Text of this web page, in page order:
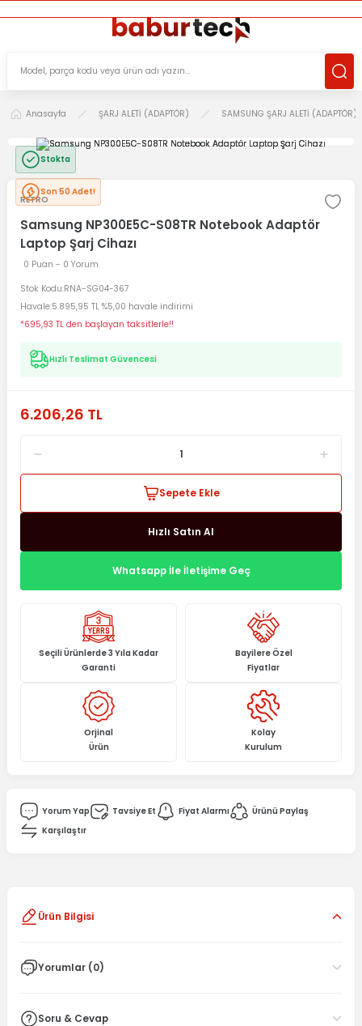
Anasayfa ŞARJ ALETİ (ADAPTÖR) SAMSUNG ŞARJ ALETİ (ADAPTÖR)
Stokta
Son 50 Adet!
RETRO
Samsung NP300E5C-S08TR Notebook Adaptör
Laptop Şarj Cihazı
0 Puan - 0 Yorum
Stok Kodu RNA-SG04-367
Havale 5.895,95 TL %5,00 havale indirimi
*695,93 TL den başlayan taksitlerle!!
Hızlı Teslimat Güvencesi
6.206,26 TL
Sepete Ekle
Hızlı Satın Al
Whatsapp İle İletişime Geç
Seçili Ürünlerde 3 Yıla Kadar
Garanti
Bayilere Özel
Fiyatlar
Orjinal
Ürün
Kolay
Kurulum
Yorum Yap Tavsiye Et Fiyat Alarmı
Ürünü Paylaş
Karşılaştır
Ürün Bilgisi
Yorumlar (0)
Soru & Cevap